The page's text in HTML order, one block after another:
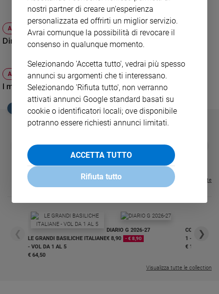
Sanremo
2026
Cinema,
Tv
streaming
Libri
Musica
Arte
Famiglia
Genitori
Coppia
giovani
ATTUALITÀ
Dimagrire la tentazione dei farmaci
ATTUALITÀ
I miracoli del tè verde
EDICOLA SAN PAOLO
€ 34,80
Visualizza tutte le riviste
❮
LE GRANDI BASILICHE ITALIANE
- VOL DA 1 AL 5
€ 64,50
DIARIO G 2026-27
€ 8,90
- € 8,90
COLLANA
1 - 2
€ 18,50
❯
Visualizza tutte le collection
nostri partner di creare un'esperienza
personalizzata ed offrirti un miglior servizio.
Avrai comunque la possibilità di revocare il
consenso in qualunque momento.
Selezionando 'Accetta tutto', vedrai più spesso
annunci su argomenti che ti interessano.
Selezionando 'Rifiuta tutto', non verranno
attivati annunci Google standard basati su
cookie o identificatori locali; ove disponibile
potranno essere richiesti annunci limitati.
ACCETTA TUTTO
Rifiuta tutto